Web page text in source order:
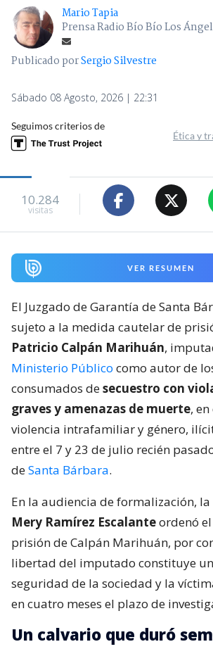
Mario Tapia
Prensa Radio Bío Bío Los
Publicado porSergio Silvestre
Sábado 08 Agosto, 2026 | 22:31
Seguimos criterios de
Ética y
10.284
visitas
VER RESUMEN
El Juzgado de Garantía de Santa
sujeto a la medida cautelar de
Patricio Calpán Marihuán,
Ministerio Público como autor de
consumados desecuestro con
graves y amenazas de muerte,
violencia intrafamiliar y género,
entre el 7 y 23 de julio recién
deSanta Bárbara.
En la audiencia de formalización,
Mery Ramírez Escalanteordenó
prisión de Calpán Marihuán, por
libertad del imputado constituye
seguridad de la sociedad y la
en cuatro meses el plazo de
Un calvario que duró